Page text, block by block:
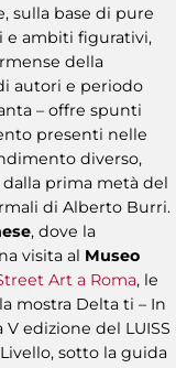
sulla base di pure
e ambiti figurativi,
della
autori e periodo
– offre spunti
presenti nelle
diverso,
prima metà del
di Alberto Burri.
, dove la
visita al Museo
Art a Roma, le
mostra Delta ti – In
edizione del LUISS
sotto la guida